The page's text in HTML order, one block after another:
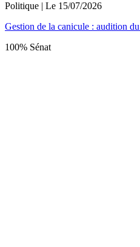
Politique | Le 15/07/2026
Gestion de la canicule : audition
100% Sénat